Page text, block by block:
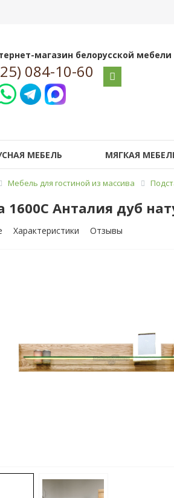
магазин белорусской мебели
084-10-60
МЕБЕЛЬ МЯГКАЯ
Мебель для гостиной из массива
1600С Анталия дуб
Характеристики Отзывы